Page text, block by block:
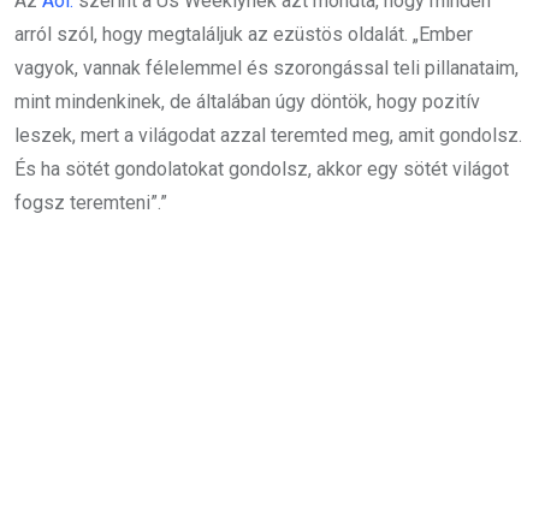
arról szól, hogy megtaláljuk az ezüstös oldalát. „Ember
vagyok, vannak félelemmel és szorongással teli pillanataim,
mint mindenkinek, de általában úgy döntök, hogy pozitív
leszek, mert a világodat azzal teremted meg, amit gondolsz.
És ha sötét gondolatokat gondolsz, akkor egy sötét világot
fogsz teremteni”.”